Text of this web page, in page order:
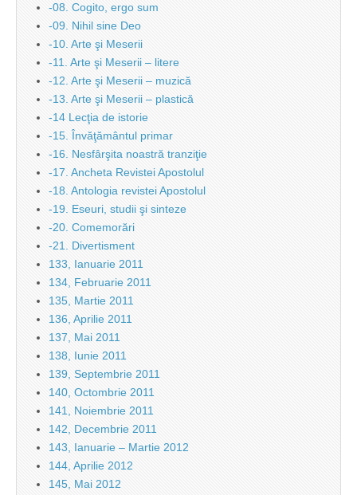
-08. Cogito, ergo sum
-09. Nihil sine Deo
-10. Arte şi Meserii
-11. Arte şi Meserii – litere
-12. Arte şi Meserii – muzică
-13. Arte şi Meserii – plastică
-14 Lecţia de istorie
-15. Învăţământul primar
-16. Nesfârşita noastră tranziţie
-17. Ancheta Revistei Apostolul
-18. Antologia revistei Apostolul
-19. Eseuri, studii şi sinteze
-20. Comemorări
-21. Divertisment
133, Ianuarie 2011
134, Februarie 2011
135, Martie 2011
136, Aprilie 2011
137, Mai 2011
138, Iunie 2011
139, Septembrie 2011
140, Octombrie 2011
141, Noiembrie 2011
142, Decembrie 2011
143, Ianuarie – Martie 2012
144, Aprilie 2012
145, Mai 2012